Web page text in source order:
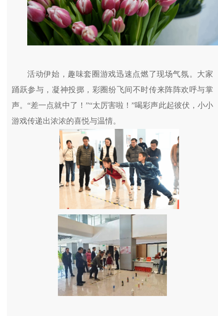
活动伊始，趣味套圈游戏迅速点燃了现场气氛。大家
踊跃参与，凝神投掷，彩圈纷飞间不时传来阵阵欢呼与掌
声。“差一点就中了！”“太厉害啦！”喝彩声此起彼伏，小小
游戏传递出浓浓的喜悦与温情。